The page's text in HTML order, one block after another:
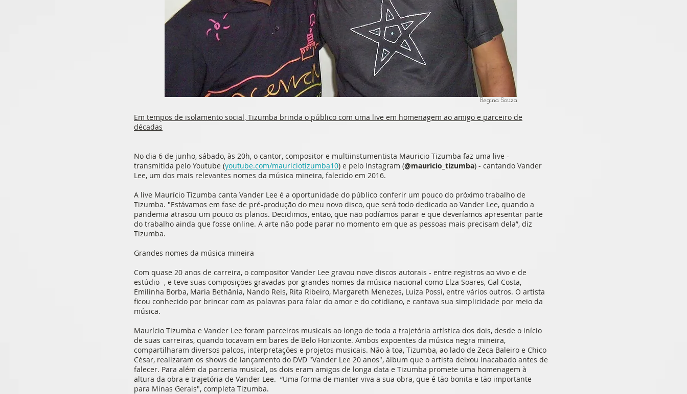
Regina Souza
Em tempos de isolamento social, Tizumba brinda o público com uma live em homenagem ao amigo e parceiro de
décadas
No dia 6 de junho, sábado, às 20h, o cantor, compositor e multiinstumentista Mauricio Tizumba faz uma live -
transmitida pelo Youtube (youtube.com/mauriciotizumba10) e pelo Instagram (@mauricio_tizumba) - cantando Vander
Lee, um dos mais relevantes nomes da música mineira, falecido em 2016.
A live Maurício Tizumba canta Vander Lee é a oportunidade do público conferir um pouco do próximo trabalho de
Tizumba. "Estávamos em fase de pré-produção do meu novo disco, que será todo dedicado ao Vander Lee, quando a
pandemia atrasou um pouco os planos. Decidimos, então, que não podíamos parar e que deveríamos apresentar parte
do trabalho ainda que fosse online. A arte não pode parar no momento em que as pessoas mais precisam dela”, diz
Tizumba.
Grandes nomes da música mineira
Com quase 20 anos de carreira, o compositor Vander Lee gravou nove discos autorais - entre registros ao vivo e de
estúdio -, e teve suas composições gravadas por grandes nomes da música nacional como Elza Soares, Gal Costa,
Emilinha Borba, Maria Bethânia, Nando Reis, Rita Ribeiro, Margareth Menezes, Luiza Possi, entre vários outros. O artista
ficou conhecido por brincar com as palavras para falar do amor e do cotidiano, e cantava sua simplicidade por meio da
música.
Maurício Tizumba e Vander Lee foram parceiros musicais ao longo de toda a trajetória artística dos dois, desde o início
de suas carreiras, quando tocavam em bares de Belo Horizonte. Ambos expoentes da música negra mineira,
compartilharam diversos palcos, interpretações e projetos musicais. Não à toa, Tizumba, ao lado de Zeca Baleiro e Chico
César, realizaram os shows de lançamento do DVD "Vander Lee 20 anos", álbum que o artista deixou inacabado antes de
falecer. Para além da parceria musical, os dois eram amigos de longa data e Tizumba promete uma homenagem à
altura da obra e trajetória de Vander Lee. “Uma forma de manter viva a sua obra, que é tão bonita e tão importante
para Minas Gerais", completa Tizumba.